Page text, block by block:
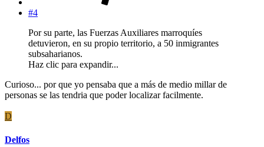
#4
Por su parte, las Fuerzas Auxiliares marroquíes
detuvieron, en su propio territorio, a 50 inmigrantes
subsaharianos.
Haz clic para expandir...
Curioso... por que yo pensaba que a más de medio millar de
personas se las tendria que poder localizar facilmente.
D
Delfos